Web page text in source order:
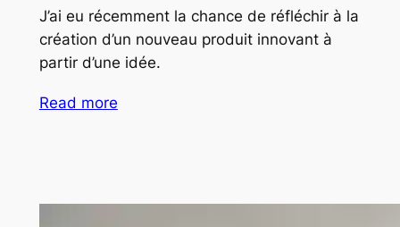
J’ai eu récemment la chance de réfléchir à la
création d’un nouveau produit innovant à
partir d’une idée.
Read more